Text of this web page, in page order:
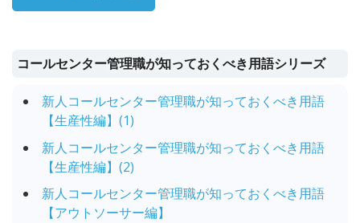
コールセンター管理職が知っておくべき用語シリーズ
新人コールセンター管理職が知っておくべき用語
【生産性編】(1)
新人コールセンター管理職が知っておくべき用語
【生産性編】(2)
新人コールセンター管理職が知っておくべき用語
【アウトソーサー編】